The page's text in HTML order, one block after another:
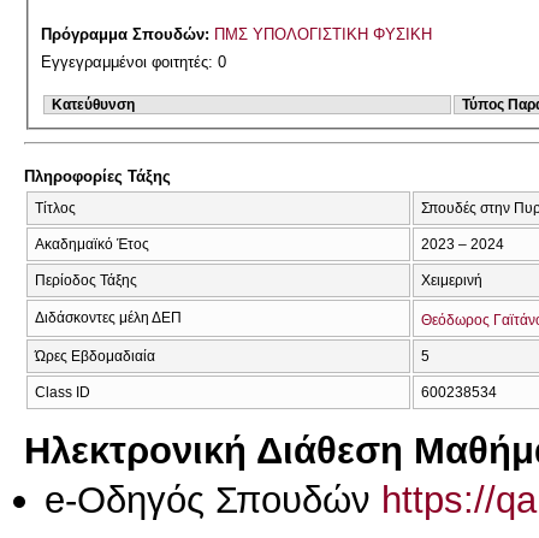
Πρόγραμμα Σπουδών: ΠΜΣ ΥΠΟΛΟΓΙΣΤΙΚΗ ΦΥΣΙΚΗ
Εγγεγραμμένοι φοιτητές: 0
Κατεύθυνση Τύπος
Πληροφορίες Τάξης
Τίτλος Σπουδές στην
Ακαδημαϊκό Έτος 2023 – 2024
Περίοδος Τάξης Χειμερινή
Διδάσκοντες μέλη ΔΕΠ Θεόδωρος
Ώρες Εβδομαδιαία 5
Class ID 600238534
Ηλεκτρονική Διάθεση
e-Οδηγός Σπουδών https://